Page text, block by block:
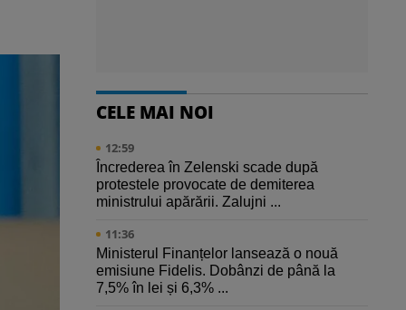
CELE MAI NOI
12:59
Încrederea în Zelenski scade după
protestele provocate de demiterea
ministrului apărării. Zalujni ...
11:36
Ministerul Finanțelor lansează o nouă
emisiune Fidelis. Dobânzi de până la
7,5% în lei și 6,3% ...